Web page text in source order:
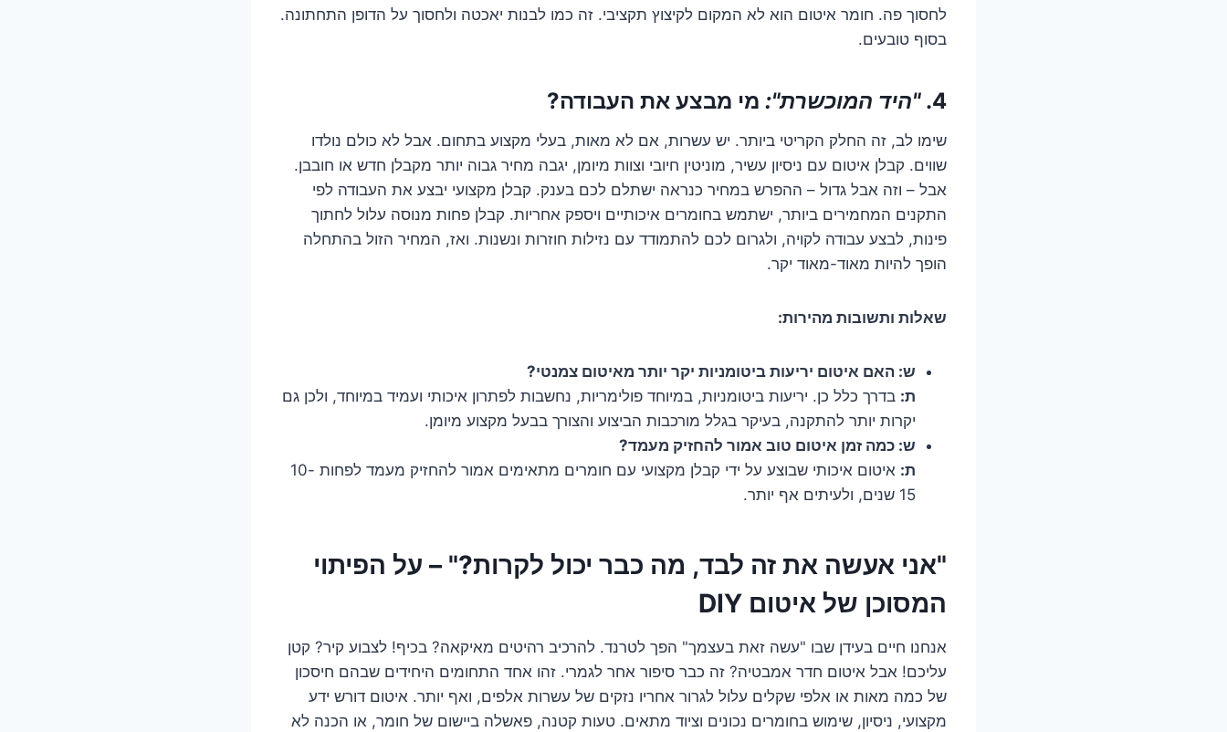
לחסוך פה. חומר איטום הוא לא המקום לקיצוץ תקציבי. זה כמו לבנות יאכטה ולחסוך על הדופן התחתונה.
בסוף טובעים.
4. "היד המוכשרת": מי מבצע את העבודה?
שימו לב, זה החלק הקריטי ביותר. יש עשרות, אם לא מאות, בעלי מקצוע בתחום. אבל לא כולם נולדו
שווים. קבלן איטום עם ניסיון עשיר, מוניטין חיובי וצוות מיומן, יגבה מחיר גבוה יותר מקבלן חדש או חובבן.
אבל – וזה אבל גדול – ההפרש במחיר כנראה ישתלם לכם בענק. קבלן מקצועי יבצע את העבודה לפי
התקנים המחמירים ביותר, ישתמש בחומרים איכותיים ויספק אחריות. קבלן פחות מנוסה עלול לחתוך
פינות, לבצע עבודה לקויה, ולגרום לכם להתמודד עם נזילות חוזרות ונשנות. ואז, המחיר הזול בהתחלה
הופך להיות מאוד-מאוד יקר.
שאלות ותשובות מהירות:
ש: האם איטום יריעות ביטומניות יקר יותר מאיטום צמנטי?
ת: בדרך כלל כן. יריעות ביטומניות, במיוחד פולימריות, נחשבות לפתרון איכותי ועמיד במיוחד, ולכן גם
יקרות יותר להתקנה, בעיקר בגלל מורכבות הביצוע והצורך בבעל מקצוע מיומן.
ש: כמה זמן איטום טוב אמור להחזיק מעמד?
ת:
איטום איכותי שבוצע על ידי קבלן מקצועי עם חומרים מתאימים אמור להחזיק מעמד לפחות 10-
15 שנים, ולעיתים אף יותר.
"אני אעשה את זה לבד, מה כבר יכול לקרות?" – על הפיתוי
המסוכן של איטום DIY
אנחנו חיים בעידן שבו "עשה זאת בעצמך" הפך לטרנד. להרכיב רהיטים מאיקאה? בכיף! לצבוע קיר? קטן
עליכם! אבל איטום חדר אמבטיה? זה כבר סיפור אחר לגמרי. זהו אחד התחומים היחידים שבהם חיסכון
של כמה מאות או אלפי שקלים עלול לגרור אחריו נזקים של עשרות אלפים, ואף יותר. איטום דורש ידע
מקצועי, ניסיון, שימוש בחומרים נכונים וציוד מתאים. טעות קטנה, פאשלה ביישום של חומר, או הכנה לא